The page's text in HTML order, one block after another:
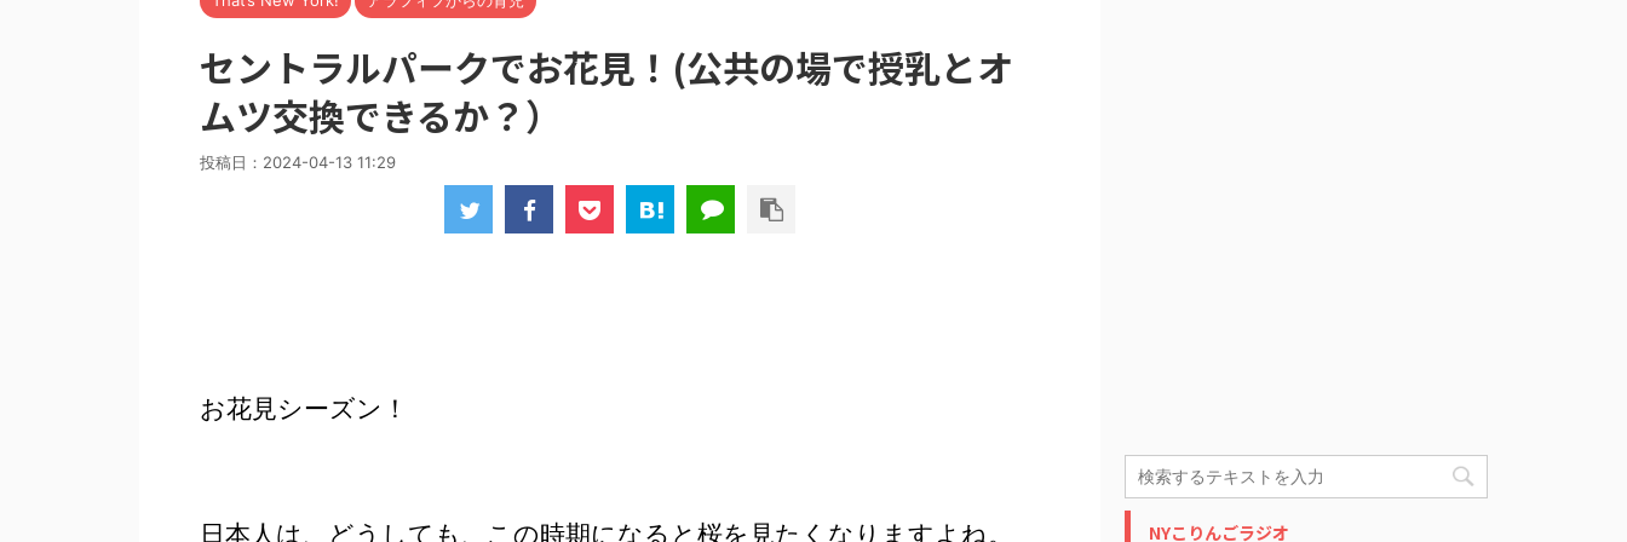
セントラルパークでお花見！(公共の場で授乳とオ
ムツ交換できるか？）
投稿日： 2024-04-13 11:29
お花見シーズン！
日本人は、どうしても、この時期になると桜を見たくなりますよね。 NYこりんごラジオ